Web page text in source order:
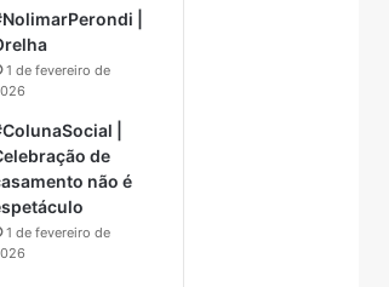
|
1 de fevereiro de
|
de
não é
1 de fevereiro de